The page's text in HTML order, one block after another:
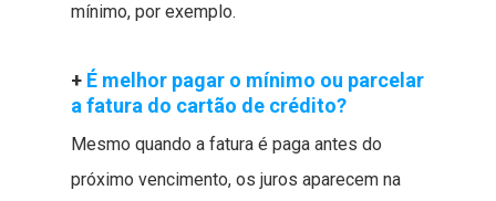
mínimo, por exemplo.
+ É melhor pagar o mínimo ou parcelar
a fatura do cartão de crédito?
Mesmo quando a fatura é paga antes do
próximo vencimento, os juros aparecem na